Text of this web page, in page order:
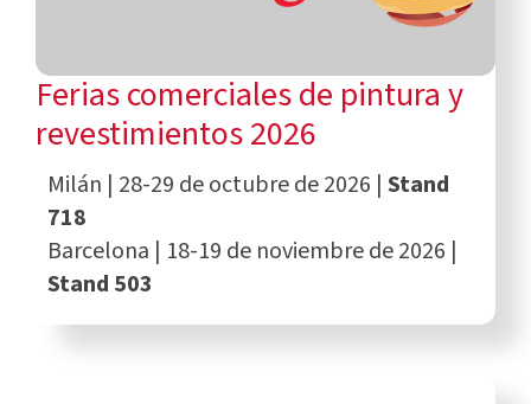
Ferias comerciales de pintura y
revestimientos 2026
Milán | 28-29 de octubre de 2026 | Stand
718
Barcelona | 18-19 de noviembre de 2026 |
Stand 503